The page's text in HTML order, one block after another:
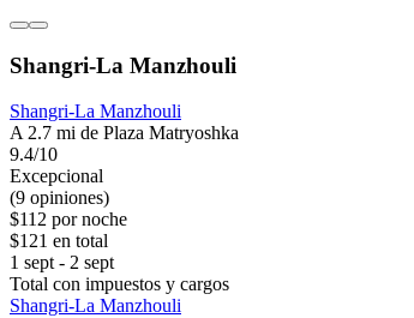
Shangri-La Manzhouli
Shangri-La Manzhouli
A 2.7 mi de Plaza Matryoshka
9.4/10
Excepcional
(9 opiniones)
$112 por noche
$121 en total
1 sept - 2 sept
Total con impuestos y cargos
Shangri-La Manzhouli